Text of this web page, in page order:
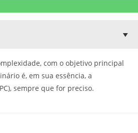
com o objetivo principal
é, em sua essência, a
sempre que for preciso.